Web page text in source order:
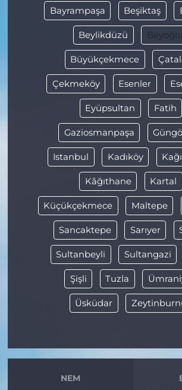
Bayrampaşa Beşiktaş
Beylikdüzü Beyoğlu
Büyükçekmece
Çekmeköy Esenler
Eyüpsultan Fatih
Gaziosmanpaşa
Istanbul Kadıköy
Kâğıthane Kartal
Küçükçekmece Maltepe
Sancaktepe Sarıyer
Sultanbeyli Sultangazi
Şişli Tuzla
Üsküdar
NEM